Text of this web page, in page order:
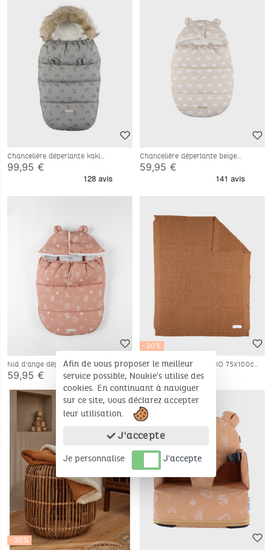
Chancelière déperlante kaki
80x50 cm
99,95 €
Chancelière déperlante beige
80x50 cm
59,95 €
Nid d'ange déperlant
59,95 €
-30%
Couverture en tricot BIO 75x100cm
17,47 € 24,95 €
-30%
Bientôt disponible
Afin de vous proposer le meilleur
service possible, Noukie's utilise des
cookies. En continuant à naviguer
sur ce site, vous déclarez accepter
leur utilisation.
J'accepte
Je personnalise J'accepte